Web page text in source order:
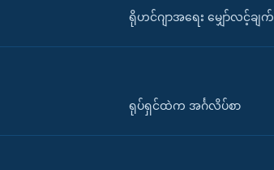
ရိုဟင်ဂျာအရေး မျှော်လင့်ချက်
ရုပ်ရှင်ထဲက အင်္ဂလိပ်စာ